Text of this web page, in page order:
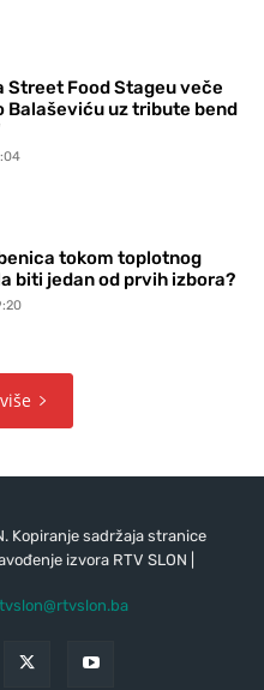
Street Food Stageu veče
Balaševiću uz tribute bend
tokom toplotnog
biti jedan od prvih izbora?
Kopiranje sadržaja stranice
izvora RTV SLON |